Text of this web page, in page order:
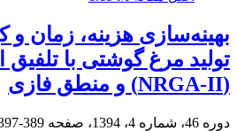
بهینه‌سازی هزینه، زمان و
تولید مرغ گوشتی با تلفیق
(NRGA-II) و منطق فازی
دوره 46، شماره 4، 1394، صفحه 389-397